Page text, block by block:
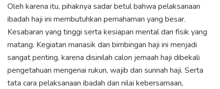
Oleh karena itu, pihaknya sadar betul bahwa pelaksanaan
ibadah haji ini membutuhkan pemahaman yang besar.
Kesabaran yang tinggi serta kesiapan mental dan fisik yang
matang. Kegiatan manasik dan bimbingan haji ini menjadi
sangat penting, karena disinilah calon jemaah haji dibekali
pengetahuan mengenai rukun, wajib dan sunnah haji. Serta
tata cara pelaksanaan ibadah dan nilai kebersamaan,